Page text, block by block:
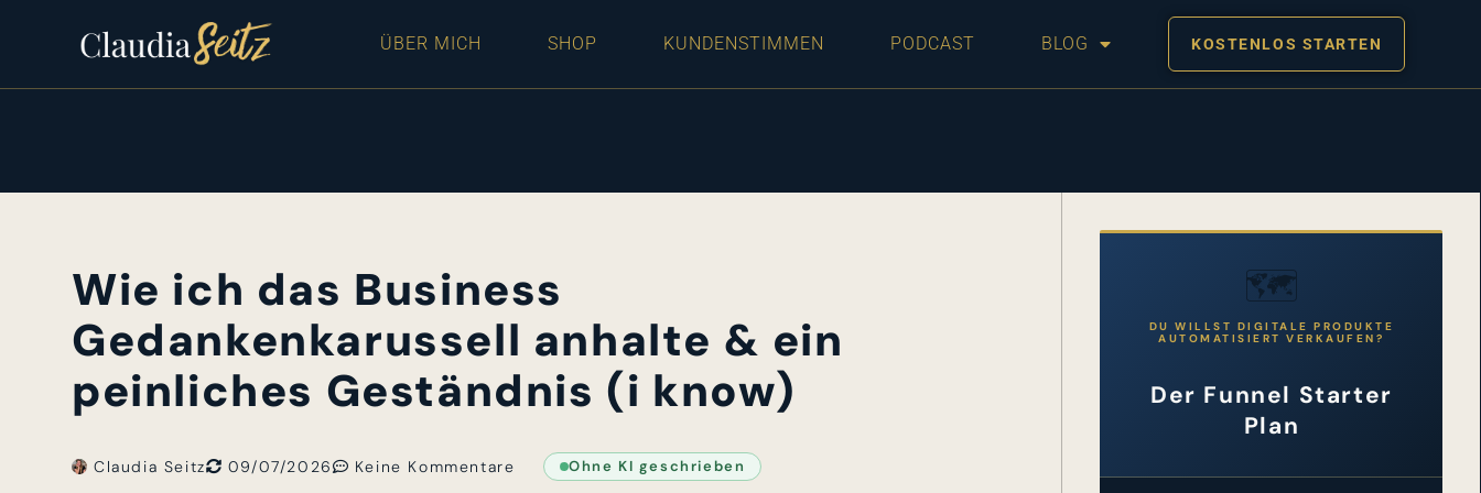
ÜBER MICH SHOP KUNDENSTIMMEN PODCAST BLOG KOSTENLOS STARTEN
Wie ich das Business
Gedankenkarussell anhalte & ein
peinliches Geständnis (i know)
Claudia Seitz 09/07/2026 Keine Kommentare Ohne KI geschrieben
🗺️
DU WILLST DIGITALE PRODUKTE
AUTOMATISIERT VERKAUFEN?
Der Funnel Starter
Plan